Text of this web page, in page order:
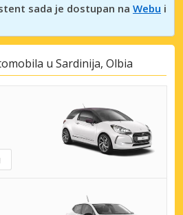
sada je dostupan na Webu i
u Sardinija, Olbia